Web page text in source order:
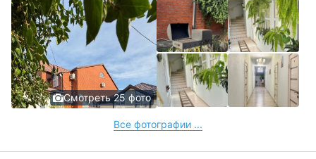
Смотреть 25 фото
Все фотографии ...